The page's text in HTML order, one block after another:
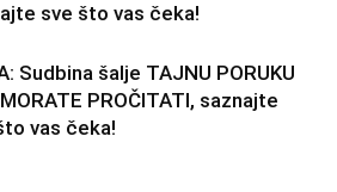
sve što vas čeka!
Sudbina šalje TAJNU PORUKU
PROČITATI, saznajte
vas čeka!